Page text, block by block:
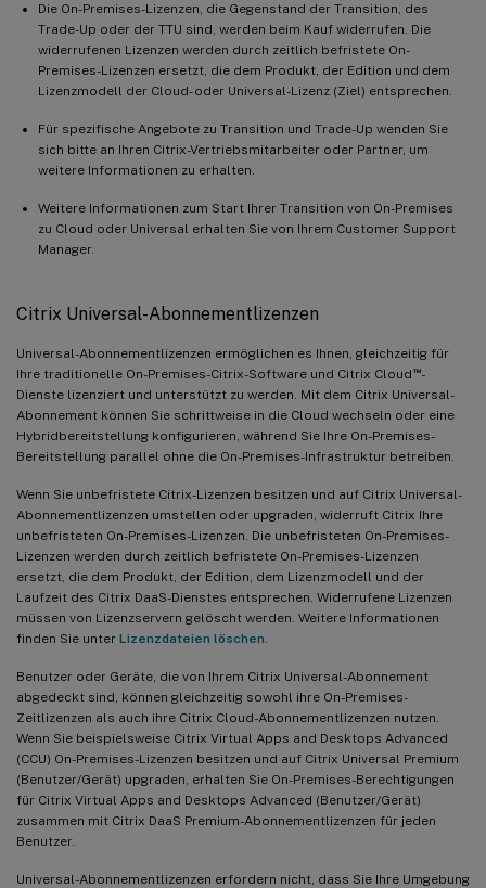
Die On-Premises-Lizenzen, die Gegenstand der Transition, des
Trade-Up oder der TTU sind, werden beim Kauf widerrufen. Die
widerrufenen Lizenzen werden durch zeitlich befristete On-
Premises-Lizenzen ersetzt, die dem Produkt, der Edition und dem
Lizenzmodell der Cloud- oder Universal-Lizenz (Ziel) entsprechen.
Für spezifische Angebote zu Transition und Trade-Up wenden Sie
sich bitte an Ihren Citrix-Vertriebsmitarbeiter oder Partner, um
weitere Informationen zu erhalten.
Weitere Informationen zum Start Ihrer Transition von On-Premises
zu Cloud oder Universal erhalten Sie von Ihrem Customer Support
Manager.
Citrix Universal-Abonnementlizenzen
Universal-Abonnementlizenzen ermöglichen es Ihnen, gleichzeitig für
Ihre traditionelle On-Premises-Citrix-Software und Citrix Cloud ™-
Dienste lizenziert und unterstützt zu werden. Mit dem Citrix Universal-
Abonnement können Sie schrittweise in die Cloud wechseln oder eine
Hybridbereitstellung konfigurieren, während Sie Ihre On-Premises-
Bereitstellung parallel ohne die On-Premises-Infrastruktur betreiben.
Wenn Sie unbefristete Citrix-Lizenzen besitzen und auf Citrix Universal-
Abonnementlizenzen umstellen oder upgraden, widerruft Citrix Ihre
unbefristeten On-Premises-Lizenzen. Die unbefristeten On-Premises-
Lizenzen werden durch zeitlich befristete On-Premises-Lizenzen
ersetzt, die dem Produkt, der Edition, dem Lizenzmodell und der
Laufzeit des Citrix DaaS-Dienstes entsprechen. Widerrufene Lizenzen
müssen von Lizenzservern gelöscht werden. Weitere Informationen
finden Sie unter Lizenzdateien löschen.
Benutzer oder Geräte, die von Ihrem Citrix Universal-Abonnement
abgedeckt sind, können gleichzeitig sowohl ihre On-Premises-
Zeitlizenzen als auch ihre Citrix Cloud-Abonnementlizenzen nutzen.
Wenn Sie beispielsweise Citrix Virtual Apps and Desktops Advanced
(CCU) On-Premises-Lizenzen besitzen und auf Citrix Universal Premium
(Benutzer/Gerät) upgraden, erhalten Sie On-Premises-Berechtigungen
für Citrix Virtual Apps and Desktops Advanced (Benutzer/Gerät)
zusammen mit Citrix DaaS Premium-Abonnementlizenzen für jeden
Benutzer.
Universal-Abonnementlizenzen erfordern nicht, dass Sie Ihre Umgebung